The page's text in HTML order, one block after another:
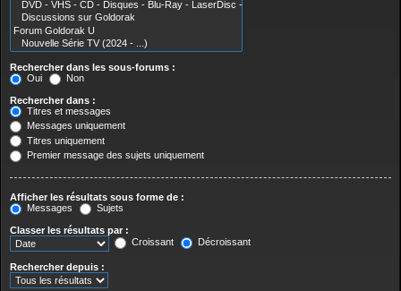
Rechercher dans les sous-forums :
Oui
Non
Rechercher dans :
Titres et messages
Messages uniquement
Titres uniquement
Premier message des sujets uniquement
Afficher les résultats sous forme de :
Messages
Sujets
Classer les résultats par :
Croissant
Décroissant
Rechercher depuis :